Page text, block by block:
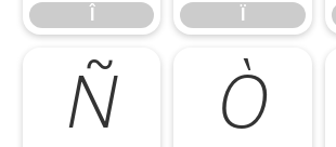
Ñ Ò